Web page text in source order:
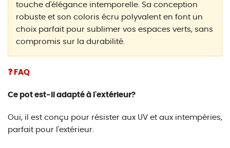
touche d'élégance intemporelle. Sa conception
robuste et son coloris écru polyvalent en font un
choix parfait pour sublimer vos espaces verts, sans
compromis sur la durabilité.
❓ FAQ
Ce pot est-il adapté à l'extérieur?
Oui, il est conçu pour résister aux UV et aux intempéries,
parfait pour l'extérieur.